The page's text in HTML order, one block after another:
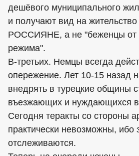
дешёвого муниципального
и получают вид на
РОССИЯНЕ, а не "беженцы от
режима".
В-третьих. Немцы всегда
опережение. Лет 10-15 назад
внедрять в турецкие общины
въезжающих и нуждающихся в
Сегодня теракты со стороны
практически невозможны, ибо
отслеживаются.